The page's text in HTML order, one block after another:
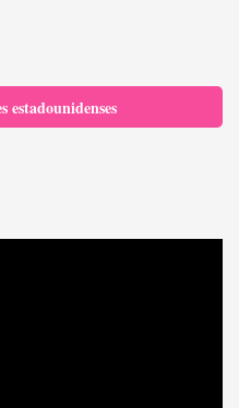
estadounidenses